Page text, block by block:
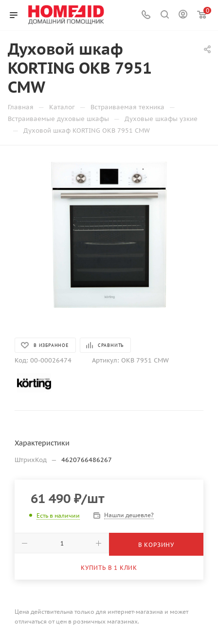
0
Духовой шкаф
KORTING OKB 7951
CMW
Главная — Каталог — Встраиваемая техника —
Встраиваемые духовые шкафы — Духовые шкафы узкие
— Духовой шкаф KORTING OKB 7951 CMW
В ИЗБРАННОЕ СРАВНИТЬ
Код: 00-00026474 Артикул: OKB 7951 CMW
Характеристики
ШтрихКод — 4620766486267
61 490 ₽/шт
Есть в наличии Нашли дешевле?
В КОРЗИНУ
КУПИТЬ В 1 КЛИК
Цена действительна только для интернет-магазина и может
отличаться от цен в розничных магазинах.